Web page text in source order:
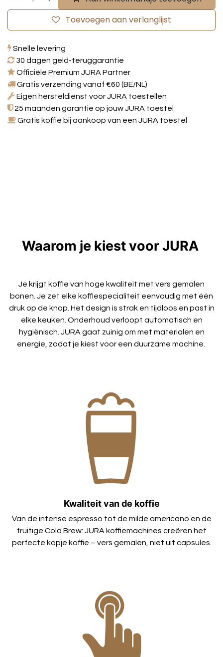
Toevoegen aan verlanglijst
Snelle levering
30 dagen geld-teruggarantie
Officiële Premium JURA Partner
Gratis verzending vanaf €60 (BE/NL)
Eigen hersteldienst voor JURA toestellen
25 maanden garantie op jouw JURA toestel
Gratis koffie bij aankoop van een JURA toestel
Waarom je kiest voor JURA
Je krijgt koffie van hoge kwaliteit met vers gemalen
bonen. Je zet elke koffiespecialiteit eenvoudig met één
druk op de knop. Het design is strak en tijdloos en past in
elke keuken. Onderhoud verloopt automatisch en
hygiënisch. JURA gaat zuinig om met materialen en
energie, zodat je kiest voor een duurzame machine.
Kwaliteit van de koffie
Van de intense espresso tot de milde americano en de
fruitige Cold Brew: JURA koffiemachines creëren het
perfecte kopje koffie – vers gemalen, niet uit capsules.